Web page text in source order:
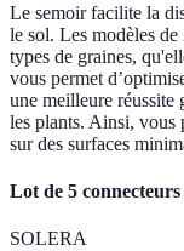
Le semoir facilite la
le sol. Les modèles
types de graines,
vous permet
une meilleure réussite
les plants. Ainsi, vous
sur des surfaces
Lot de 5
SOLERA